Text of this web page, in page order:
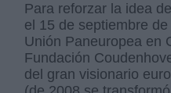
Para reforzar la idea
el 15 de septiembre
Unión Paneuropea en
Fundación
del gran visionario